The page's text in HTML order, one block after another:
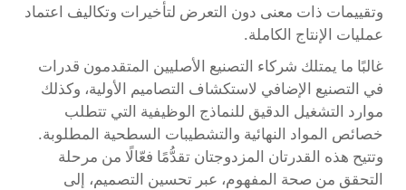
وتقييمات ذات معنى دون التعرض لتأخيرات وتكاليف اعتماد
عمليات الإنتاج الكاملة.
غالبًا ما يمتلك شركاء التصنيع الأصليين المتقدمون قدرات
في التصنيع الإضافي لاستكشاف التصاميم الأولية، وكذلك
موارد التشغيل الدقيق للنماذج الوظيفية التي تتطلب
خصائص المواد النهائية والتشطيبات السطحية المطلوبة.
وتتيح هذه القدرتان المزدوجتان تقدُّمًا فعّالًا من مرحلة
التحقق من صحة المفهوم، عبر تحسين التصميم، إلى